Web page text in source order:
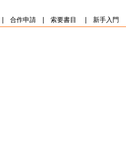
合作申請| 索要書目 新手入門